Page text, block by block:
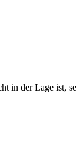
der Lage ist,